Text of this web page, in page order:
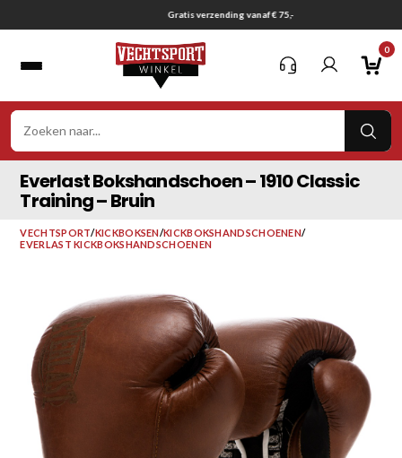
naar
Gratis verzending vanaf € 75,-
0
Everlast Bokshandschoen – 1910 Classic
Training – Bruin
VECHTSPORT/KICKBOKSEN/KICKBOKSHANDSCHOENEN/
EVERLAST KICKBOKSHANDSCHOENEN